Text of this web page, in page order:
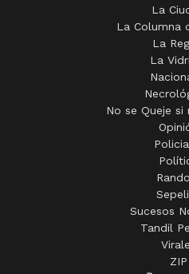
La
La Columna
La
La
No se Queje si
Sucesos
Tandil
ZIP